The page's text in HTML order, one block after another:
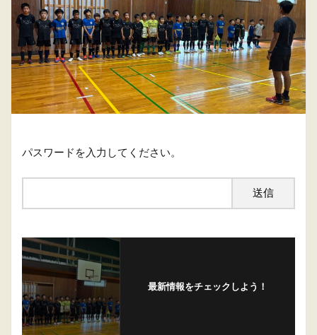
パスワードを入力してください。
最新情報をチェックしよう！